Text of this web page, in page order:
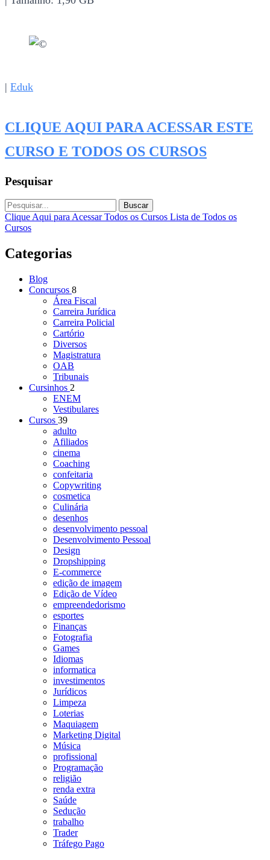
| Eduk
CLIQUE AQUI PARA ACESSAR ESTE
CURSO E TODOS OS CURSOS
Pesquisar
Buscar
Clique Aqui para Acessar Todos os Cursos Lista de Todos os
Cursos
Categorias
Blog
Concursos 8
Área Fiscal
Carreira Jurídica
Carreira Policial
Cartório
Diversos
Magistratura
OAB
Tribunais
Cursinhos 2
ENEM
Vestibulares
Cursos 39
adulto
Afiliados
cinema
Coaching
confeitaria
Copywriting
cosmetica
Culinária
desenhos
desenvolvimento pessoal
Desenvolvimento Pessoal
Design
Dropshipping
E-commerce
edição de imagem
Edição de Vídeo
empreendedorismo
esportes
Finanças
Fotografia
Games
Idiomas
informatica
investimentos
Jurídicos
Limpeza
Loterias
Maquiagem
Marketing Digital
Música
profissional
Programação
religião
renda extra
Saúde
Sedução
trabalho
Trader
Tráfego Pago